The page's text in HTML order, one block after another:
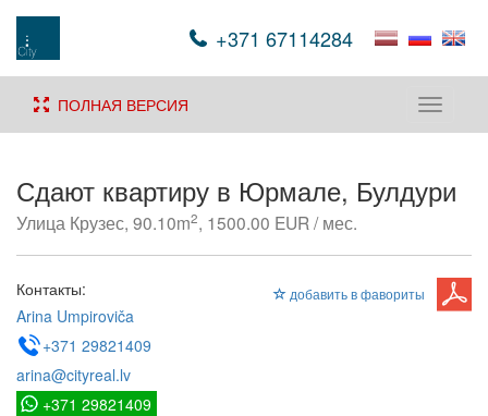
+371 67114284
Toggle
ПОЛНАЯ ВЕРСИЯ
Сдают квартиру в Юрмале, Булдури
Улица Крузес, 90.10m2, 1500.00 EUR / мес.
добавить в фавориты
Контакты:
Arina Umpiroviča
+371 29821409
arina@cityreal.lv
+371 29821409